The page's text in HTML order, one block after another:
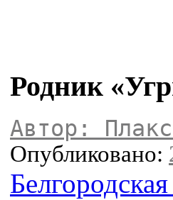
Родник
Автор:
Опубликовано: